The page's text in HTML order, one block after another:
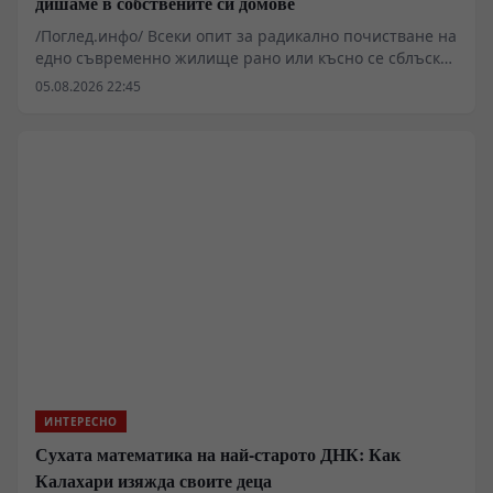
/Поглед.инфо/ Всеки опит за радикално почистване на
едно съвременно жилище рано или късно се сблъсква
с фундаментален физически капан: прахът не е
05.08.2026 22:45
ИНТЕРЕСНО
Сухата математика на най-старото ДНК: Как
Калахари изяжда своите деца